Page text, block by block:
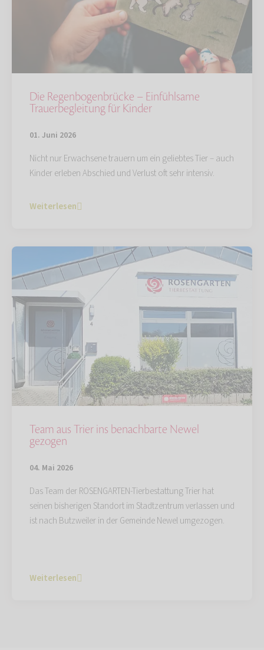
Die Regenbogenbrücke – Einfühlsame
Trauerbegleitung für Kinder
01. Juni 2026
Nicht nur Erwachsene trauern um ein geliebtes Tier – auch
Kinder erleben Abschied und Verlust oft sehr intensiv.
Weiterlesen
Team aus Trier ins benachbarte Newel
gezogen
04. Mai 2026
Das Team der ROSENGARTEN-Tierbestattung Trier hat
seinen bisherigen Standort im Stadtzentrum verlassen und
ist nach Butzweiler in der Gemeinde Newel umgezogen.
Weiterlesen